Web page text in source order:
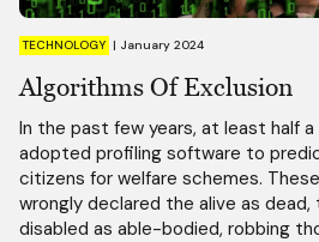
TECHNOLOGY | January 2024
Algorithms Of Exclusion
In the past few years, at least half
adopted profiling software to
citizens for welfare schemes.
wrongly declared the alive as
disabled as able-bodied, robbing